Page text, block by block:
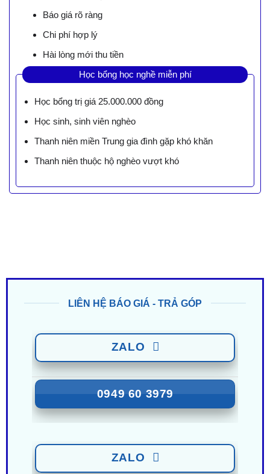
Báo giá rõ ràng
Chi phí hợp lý
Hài lòng mới thu tiền
Học bổng học nghề miễn phí
Học bổng trị giá 25.000.000 đồng
Học sinh, sinh viên nghèo
Thanh niên miền Trung gia đình gặp khó khăn
Thanh niên thuộc hộ nghèo vượt khó
LIÊN HỆ BÁO GIÁ - TRẢ GÓP
ZALO
0949 60 3979